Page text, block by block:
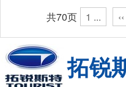
共70页 1 ... ‹‹
拓锐